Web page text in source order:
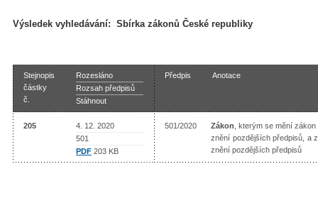
Výsledek vyhledávání: Sbírka zákonů České republiky
Stejnopis
částky
č.
Rozesláno
Rozsah předpisů
Stáhnout
Předpis Anotace
205
4. 12. 2020
501
PDF 203 KB
501/2020 Zákon , kterým se mění
znění pozdějších předpisů, a
znění pozdějších předpisů